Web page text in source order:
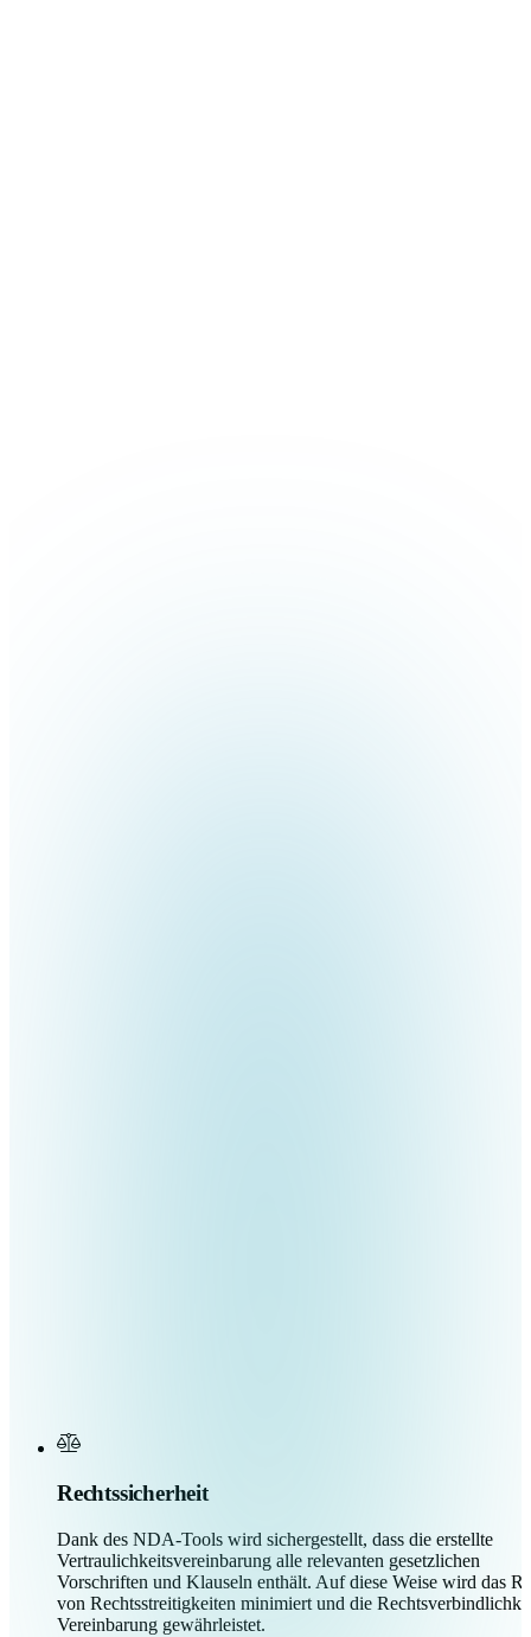
Rechtssicherheit
Dank des NDA-Tools wird sichergestellt, dass die erstellte
Vertraulichkeitsvereinbarung alle relevanten gesetzlichen
Vorschriften und Klauseln enthält. Auf diese Weise wird das
von Rechtsstreitigkeiten minimiert und die
Vereinbarung gewährleistet.